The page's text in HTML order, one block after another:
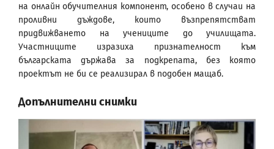
на онлайн обучителния компонент, особено в случаи на
проливни дъждове, които възпрепятстват
придвижването на учениците до училищата.
Участниците изразиха признателност към
българската държава за подкрепата, без която
проектът не би се реализирал в подобен мащаб.
Допълнителни снимки